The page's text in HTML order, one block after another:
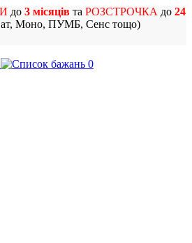
до 3 місяців та РОЗСТРОЧКА до 24
Моно, ПУМБ, Сенс тощо)
0